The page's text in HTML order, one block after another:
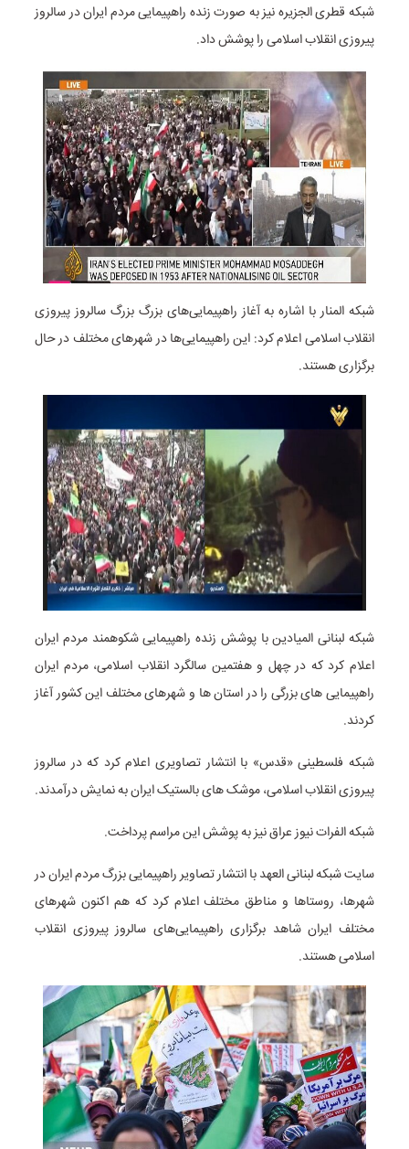
شبکه قطری الجزیره نیز به صورت زنده راهپیمایی مردم ایران در سالروز
پیروزی انقلاب اسلامی را پوشش داد.
شبکه المنار با اشاره به آغاز راهپیمایی‌های بزرگ بزرگ سالروز پیروزی
انقلاب اسلامی اعلام کرد: این راهپیمایی‌ها در شهرهای مختلف در حال
برگزاری هستند.
شبکه لبنانی المیادین با پوشش زنده راهپیمایی شکوهمند مردم ایران
اعلام کرد که در چهل و هفتمین سالگرد انقلاب اسلامی، مردم ایران
راهپیمایی های بزرگی را در استان ها و شهرهای مختلف این کشور آغاز
کردند.
شبکه فلسطینی «قدس» با انتشار تصاویری اعلام کرد که در سالروز
پیروزی انقلاب اسلامی، موشک های بالستیک ایران به نمایش درآمدند.
شبکه الفرات نیوز عراق نیز به پوشش این مراسم پرداخت.
سایت شبکه لبنانی العهد با انتشار تصاویر راهپیمایی بزرگ مردم ایران در
شهرها، روستاها و مناطق مختلف اعلام کرد که هم اکنون شهرهای
مختلف ایران شاهد برگزاری راهپیمایی‌های سالروز پیروزی انقلاب
اسلامی هستند.